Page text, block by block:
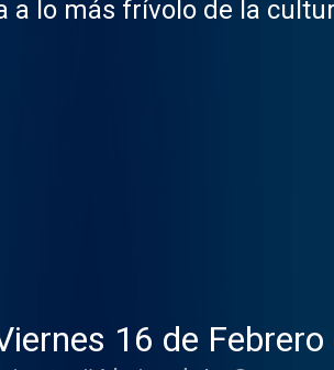
a lo más frívolo de la
16 de